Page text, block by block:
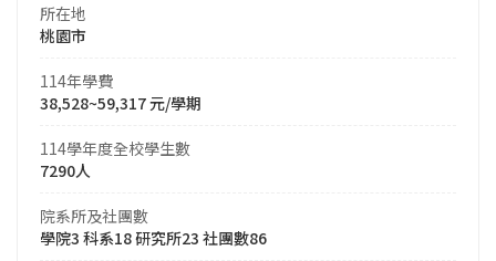
所在地
桃園市
114年學費
38,528~59,317 元/學期
114學年度全校學生數
7290人
院系所及社團數
學院3 科系18 研究所23 社團數86